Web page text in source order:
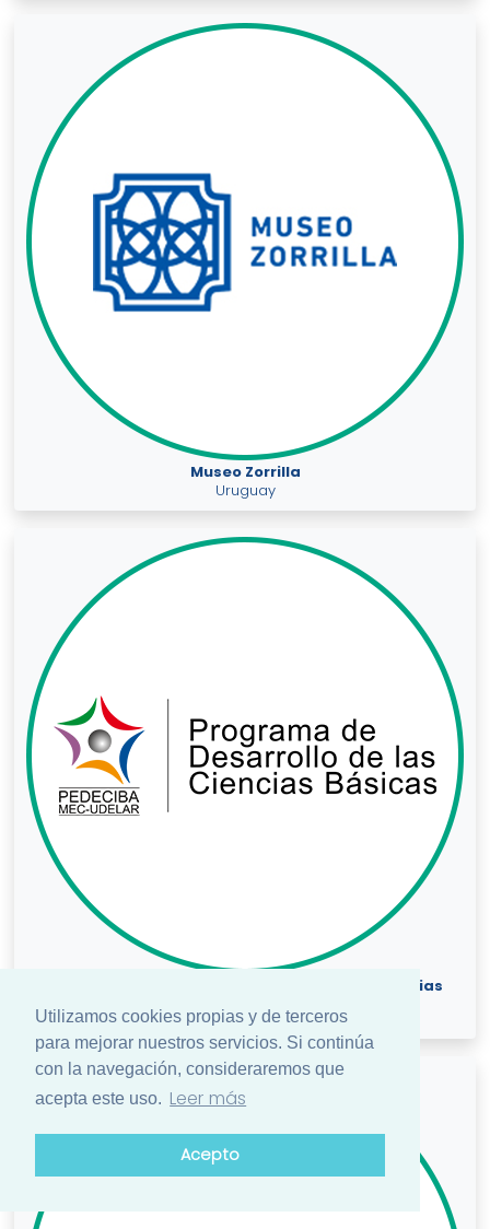
Utilizamos cookies propias y de terceros
para mejorar nuestros servicios. Si continúa
con la navegación, consideraremos que
acepta este uso. Leer más
Acepto
Museo Zorrilla
Uruguay
PEDECIBA (Programa de Desarrollo de las Ciencias
Uruguay